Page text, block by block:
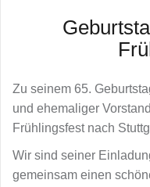
Zu seinem 65.
und ehemaliger
Frühlingsfest nach
Wir sind seiner
gemeinsam einen